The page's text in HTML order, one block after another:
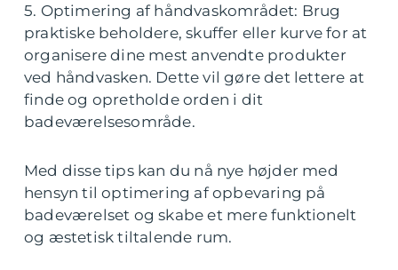
5. Optimering af håndvaskområdet: Brug
praktiske beholdere, skuffer eller kurve for at
organisere dine mest anvendte produkter
ved håndvasken. Dette vil gøre det lettere at
finde og opretholde orden i dit
badeværelsesområde.
Med disse tips kan du nå nye højder med
hensyn til optimering af opbevaring på
badeværelset og skabe et mere funktionelt
og æstetisk tiltalende rum.